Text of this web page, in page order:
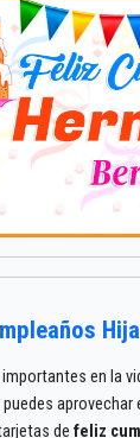
en la
de feliz